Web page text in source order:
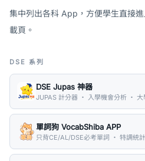
集中列出各科 App，方便學生直接
載頁。
DSE 系列
DSE Jupas 神器
JUPAS 計分器 ・ 入學機會分析 ・
單詞狗 VocabShiba APP
只背CE/AL/DSE必考單詞 ・ 特調統